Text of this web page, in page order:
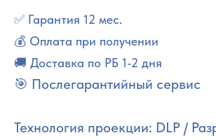
✅ Гарантия 12 мес.
💰 Оплата при получении
🚚 Доставка по РБ 1-2 дня
🎯 Послегарантийный сервис
Технология проекции: DLP /